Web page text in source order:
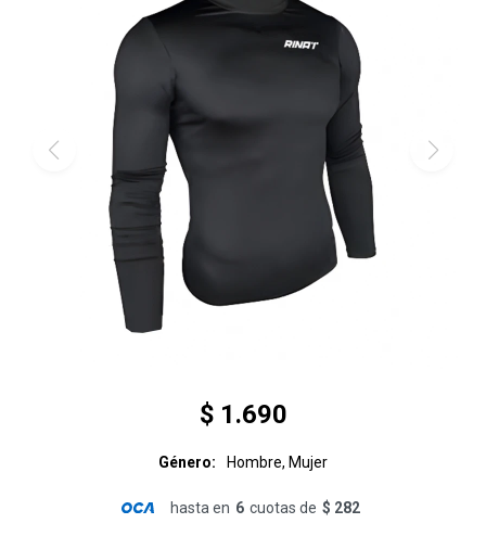
$ 1.690
Género Hombre, Mujer
hasta en 6 cuotas de $ 282